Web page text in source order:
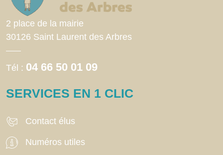
2 place de la mairie
30126 Saint Laurent des Arbres
Tél : 04 66 50 01 09
SERVICES EN 1 CLIC
Contact élus
Numéros utiles